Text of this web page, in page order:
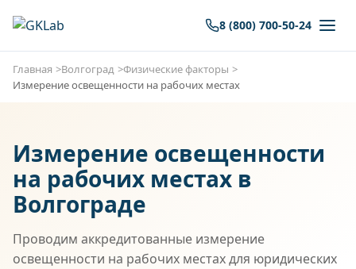
8 (800) 700-50-24
Главная Волгоград
Физические факторы
Измерение освещенности на рабочих местах
Измерение освещенности
на рабочих местах в
Волгограде
Проводим аккредитованные измерение
освещенности на рабочих местах для юридических